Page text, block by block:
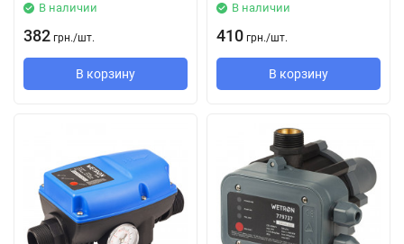
В наличии
382 грн./шт.
В корзину
В наличии
410 грн./шт.
В корзину